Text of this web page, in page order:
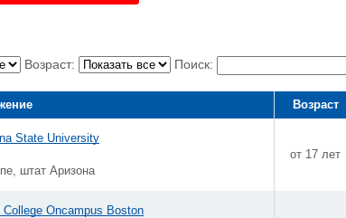
Возраст: Поиск:
Возраст
State University
штат Аризона
от 17 лет
College Oncampus Boston